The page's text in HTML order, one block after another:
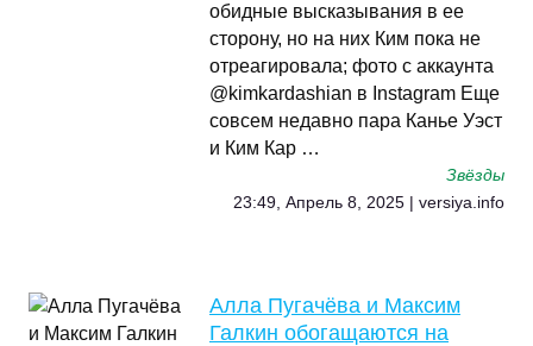
обидные высказывания в ее
сторону, но на них Ким пока не
отреагировала; фото с аккаунта
@kimkardashian в Instagram Еще
совсем недавно пара Канье Уэст
и Ким Кар …
Звёзды
23:49, Апрель 8, 2025 | versiya.info
Алла Пугачёва и Максим
Галкин обогащаются на